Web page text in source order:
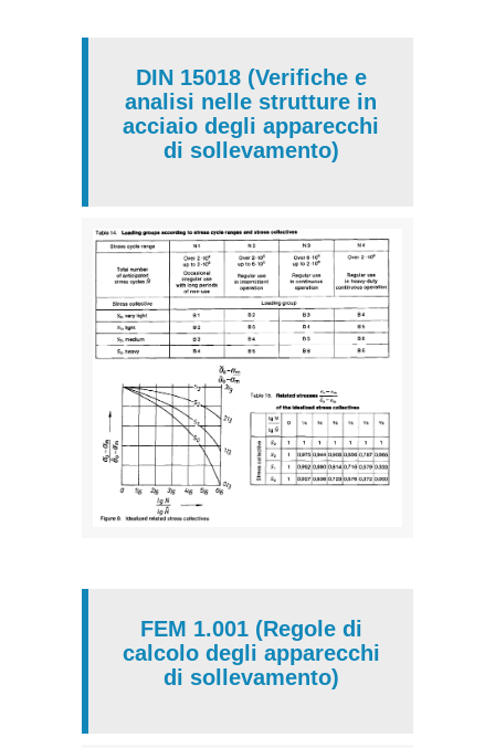
DIN 15018 (Verifiche e
analisi nelle strutture in
acciaio degli apparecchi
di sollevamento)
FEM 1.001 (Regole di
calcolo degli apparecchi
di sollevamento)